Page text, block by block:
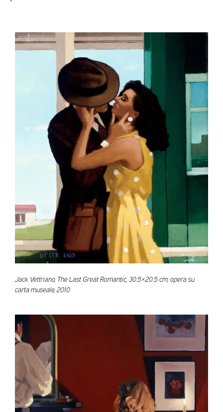
Jack Vettriano, The Last Great Romantic, 30.5×20.5 cm, opera su
carta museale, 2010